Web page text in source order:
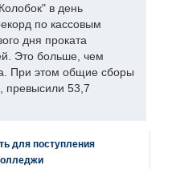
в день
по кассовым
дня проката
Это больше, чем
При этом общие сборы
превысили 53,7
для поступления